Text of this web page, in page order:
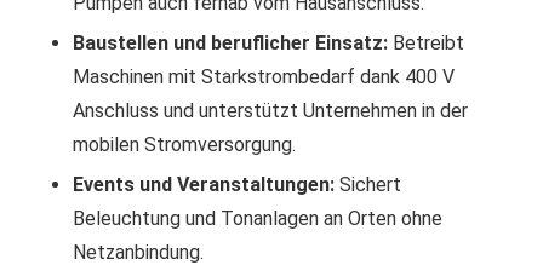
Baustellen und beruflicher Einsatz: Betreibt
Maschinen mit Starkstrombedarf dank 400 V
Anschluss und unterstützt Unternehmen in der
mobilen Stromversorgung.
Events und Veranstaltungen: Sichert
Beleuchtung und Tonanlagen an Orten ohne
Netzanbindung.